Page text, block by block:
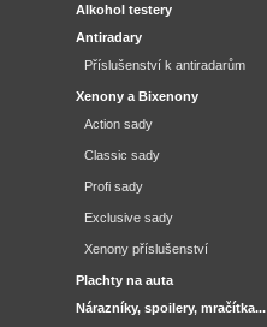
Alkohol testery
Antiradary
Příslušenství k antiradarům
Xenony a Bixenony
Action sady
Classic sady
Profi sady
Exclusive sady
Xenony příslušenství
Plachty na auta
Nárazníky, spoilery, mračítka...